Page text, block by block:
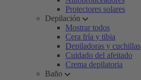
Protectores solares
Depilación
Mostrar todos
Cera fría y tibia
Depiladoras y cuchillas
Cuidado del afeitado
Crema depilatoria
Baño